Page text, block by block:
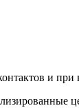
и при